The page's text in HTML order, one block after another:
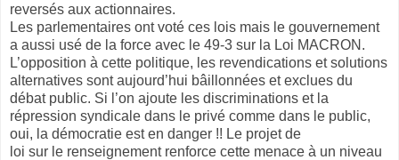
reversés aux actionnaires.
Les parlementaires ont voté ces lois mais le gouvernement
a aussi usé de la force avec le 49-3 sur la Loi MACRON.
L’opposition à cette politique, les revendications et solutions
alternatives sont aujourd’hui bâillonnées et exclues du
débat public. Si l’on ajoute les discriminations et la
répression syndicale dans le privé comme dans le public,
oui, la démocratie est en danger !! Le projet de
loi sur le renseignement renforce cette menace à un niveau